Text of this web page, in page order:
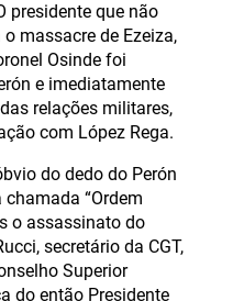
presidente que não
massacre de Ezeiza,
Osinde foi
e imediatamente
relações militares,
com López Rega.
do dedo do Perón
chamada “Ordem
o assassinato do
secretário da CGT,
Superior
do então Presidente